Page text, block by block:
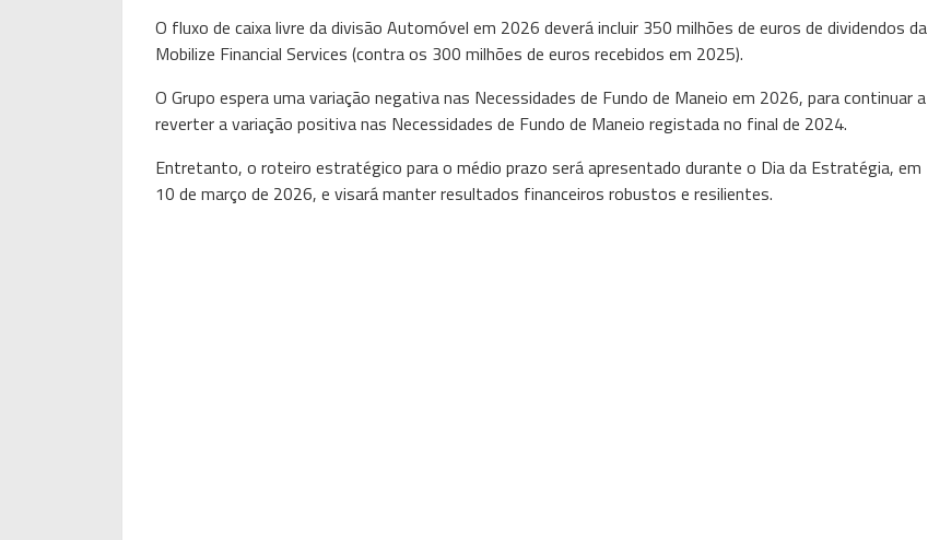
O fluxo de caixa livre da divisão Automóvel em 2026 deverá incluir 350 milhões de euros de dividendos da
Mobilize Financial Services (contra os 300 milhões de euros recebidos em 2025).
O Grupo espera uma variação negativa nas Necessidades de Fundo de Maneio em 2026, para continuar a
reverter a variação positiva nas Necessidades de Fundo de Maneio registada no final de 2024.
Entretanto, o roteiro estratégico para o médio prazo será apresentado durante o Dia da Estratégia, em
10 de março de 2026, e visará manter resultados financeiros robustos e resilientes.